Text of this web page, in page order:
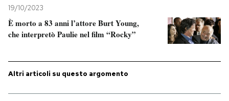
Mondo
Politica
Tecnologia
Economia
Consumismi
Storie/Idee
Altrecose
19/10/2023
È morto a 83 anni l’attore Burt Young,
che interpretò Paulie nel film “Rocky”
Altri articoli su questo argomento